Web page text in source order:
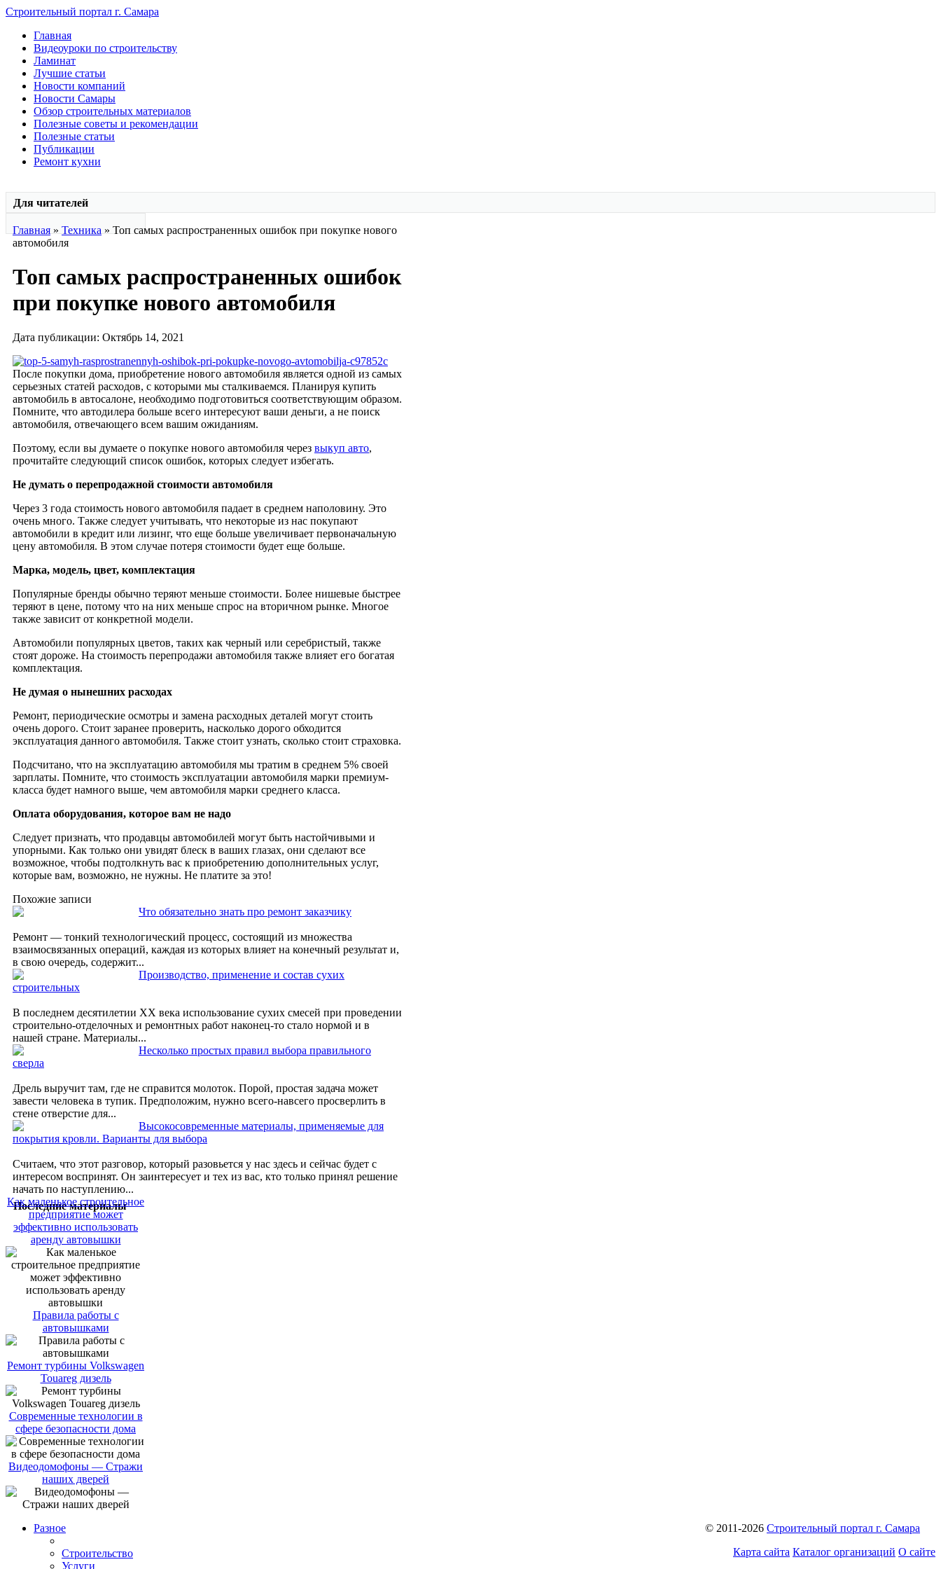
Строительный портал г. Самара
Главная
Видеоуроки по строительству
Ламинат
Лучшие статьи
Новости компаний
Новости Самары
Обзор строительных материалов
Полезные советы и рекомендации
Полезные статьи
Публикации
Ремонт кухни
Для читателей
Главная » Техника » Топ самых распространенных ошибок при покупке нового
автомобиля
Топ самых распространенных ошибок
при покупке нового автомобиля
Дата публикации: Октябрь 14, 2021
После покупки дома, приобретение нового автомобиля является одной из самых
серьезных статей расходов, с которыми мы сталкиваемся. Планируя купить
автомобиль в автосалоне, необходимо подготовиться соответствующим образом.
Помните, что автодилера больше всего интересуют ваши деньги, а не поиск
автомобиля, отвечающего всем вашим ожиданиям.
Поэтому, если вы думаете о покупке нового автомобиля через выкуп авто,
прочитайте следующий список ошибок, которых следует избегать.
Не думать о перепродажной стоимости автомобиля
Через 3 года стоимость нового автомобиля падает в среднем наполовину. Это
очень много. Также следует учитывать, что некоторые из нас покупают
автомобили в кредит или лизинг, что еще больше увеличивает первоначальную
цену автомобиля. В этом случае потеря стоимости будет еще больше.
Марка, модель, цвет, комплектация
Популярные бренды обычно теряют меньше стоимости. Более нишевые быстрее
теряют в цене, потому что на них меньше спрос на вторичном рынке. Многое
также зависит от конкретной модели.
Автомобили популярных цветов, таких как черный или серебристый, также
стоят дороже. На стоимость перепродажи автомобиля также влияет его богатая
комплектация.
Не думая о нынешних расходах
Ремонт, периодические осмотры и замена расходных деталей могут стоить
очень дорого. Стоит заранее проверить, насколько дорого обходится
эксплуатация данного автомобиля. Также стоит узнать, сколько стоит страховка.
Подсчитано, что на эксплуатацию автомобиля мы тратим в среднем 5% своей
зарплаты. Помните, что стоимость эксплуатации автомобиля марки премиум-
класса будет намного выше, чем автомобиля марки среднего класса.
Оплата оборудования, которое вам не надо
Следует признать, что продавцы автомобилей могут быть настойчивыми и
упорными. Как только они увидят блеск в ваших глазах, они сделают все
возможное, чтобы подтолкнуть вас к приобретению дополнительных услуг,
которые вам, возможно, не нужны. Не платите за это!
Похожие записи
Что обязательно знать про ремонт заказчику
Ремонт — тонкий технологический процесс, состоящий из множества
взаимосвязанных операций, каждая из которых влияет на конечный результат и,
в свою очередь, содержит...
Производство, применение и состав сухих
строительных
В последнем десятилетии XX века использование сухих смесей при проведении
строительно-отделочных и ремонтных работ наконец-то стало нормой и в
нашей стране. Материалы...
Несколько простых правил выбора правильного
сверла
Дрель выручит там, где не справится молоток. Порой, простая задача может
завести человека в тупик. Предположим, нужно всего-навсего просверлить в
стене отверстие для...
Высокосовременные материалы, применяемые для
покрытия кровли. Варианты для выбора
Считаем, что этот разговор, который разовьется у нас здесь и сейчас будет с
интересом воспринят. Он заинтересует и тех из вас, кто только принял решение
начать по наступлению...
Последние материалы
Как маленькое строительное
предприятие может
эффективно использовать
аренду автовышки
Правила работы с
автовышками
Ремонт турбины Volkswagen
Touareg дизель
Современные технологии в
сфере безопасности дома
Видеодомофоны — Стражи
наших дверей
© 2011-2026 Строительный портал г. Самара
Карта сайта Каталог организаций О сайте
Разное
Строительство
Услуги